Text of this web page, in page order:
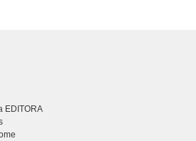
EDITORA